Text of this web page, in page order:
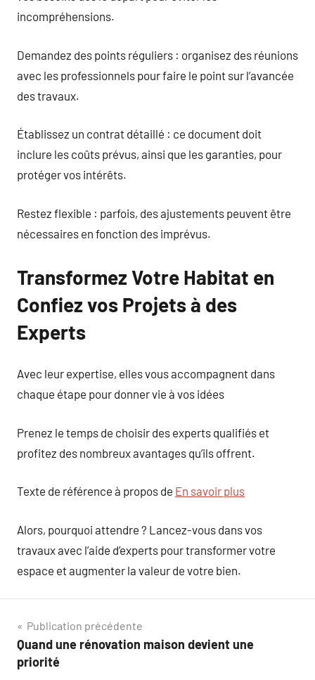
incompréhensions.
Demandez des points réguliers : organisez des réunions
avec les professionnels pour faire le point sur l’avancée
des travaux.
Établissez un contrat détaillé : ce document doit
inclure les coûts prévus, ainsi que les garanties, pour
protéger vos intérêts.
Restez flexible : parfois, des ajustements peuvent être
nécessaires en fonction des imprévus.
Transformez Votre Habitat en
Confiez vos Projets à des
Experts
Avec leur expertise, elles vous accompagnent dans
chaque étape pour donner vie à vos idées
Prenez le temps de choisir des experts qualifiés et
profitez des nombreux avantages qu’ils offrent.
Texte de référence à propos de En savoir plus
Alors, pourquoi attendre ? Lancez-vous dans vos
travaux avec l’aide d’experts pour transformer votre
espace et augmenter la valeur de votre bien.
Navigation
de
Publication précédente
Quand une rénovation maison devient une
priorité